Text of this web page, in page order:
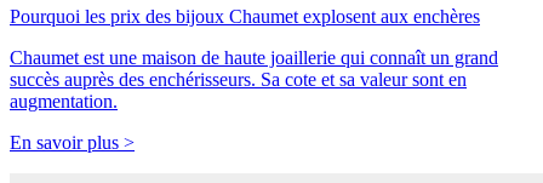
Pourquoi les prix des bijoux Chaumet explosent aux enchères
Chaumet est une maison de haute joaillerie qui connaît un grand
succès auprès des enchérisseurs. Sa cote et sa valeur sont en
augmentation.
En savoir plus >